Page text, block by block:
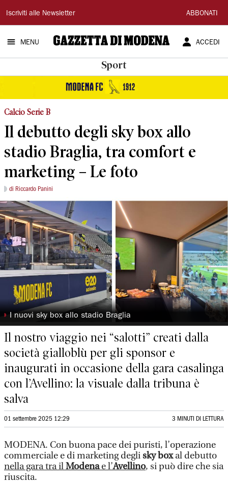
Gazzetta
di
Modena
Iscriviti alle Newsletter ABBONATI
MENU ACCEDI
Sport
Calcio Serie B
Il debutto degli sky box allo
stadio Braglia, tra comfort e
marketing – Le foto
di Riccardo Panini
◗ I nuovi sky box allo stadio Braglia
Il nostro viaggio nei “salotti” creati dalla
società gialloblù per gli sponsor e
inaugurati in occasione della gara casalinga
con l’Avellino: la visuale dalla tribuna è
salva
01 settembre 2025 12:29 3 MINUTI DI LETTURA
MODENA. Con buona pace dei puristi, l’operazione
commerciale e di marketing deglisky boxal debutto
nella gara tra ilModenae l’Avellino, si può dire che sia
riuscita.